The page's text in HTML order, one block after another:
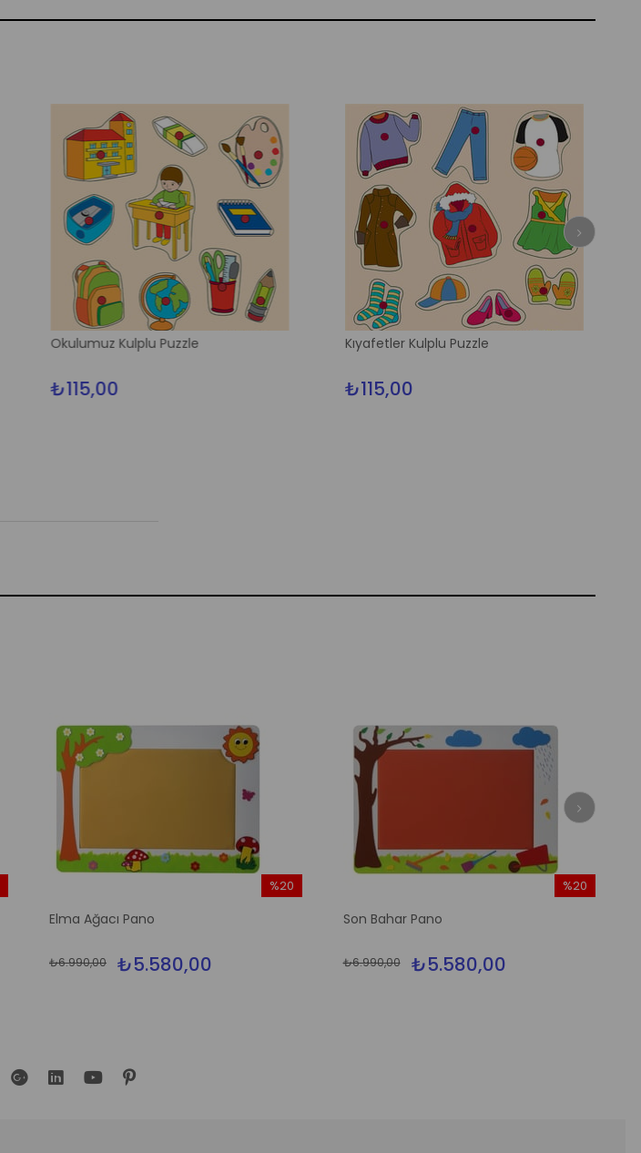
Okulumuz Kulplu Puzzle
₺115,00
Kıyafetler Kulplu Puzzle
₺115,00
Elma Ağacı Pano
₺5.580,00
₺6.990,00
%20
Son Bahar Pano
₺5.580,00
₺6.990,00
%20